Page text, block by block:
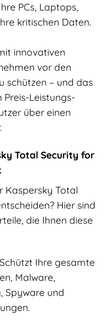
PCs, Laptops,
kritischen Daten.
innovativen
vor den
schützen – und das
Leistungs-
über einen
Total Security for
Kaspersky Total
Hier sind
die Ihnen diese
Schützt Ihre gesamte
Malware,
Spyware und